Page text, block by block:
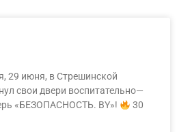
29 июня, в Стрешинской
свои двери воспитательно—
«БЕЗОПАСНОСТЬ. BY»!
30